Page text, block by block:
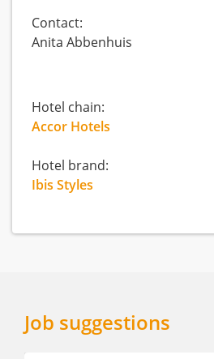
Contact:
Anita Abbenhuis
Hotel chain:
Accor Hotels
Hotel brand:
Ibis Styles
Job suggestions